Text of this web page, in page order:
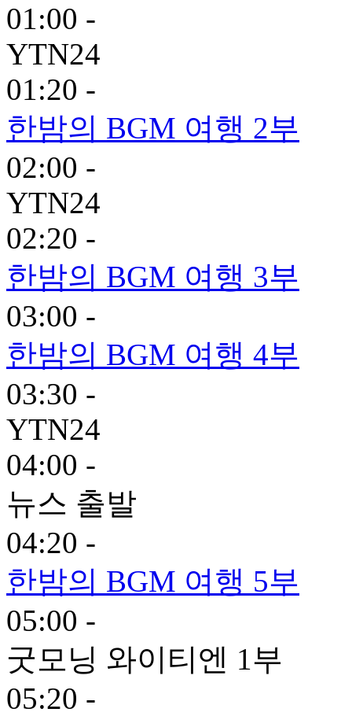
01:00 -
YTN24
01:20 -
한밤의 BGM 여행 2부
02:00 -
YTN24
02:20 -
한밤의 BGM 여행 3부
03:00 -
한밤의 BGM 여행 4부
03:30 -
YTN24
04:00 -
뉴스 출발
04:20 -
한밤의 BGM 여행 5부
05:00 -
굿모닝 와이티엔 1부
05:20 -